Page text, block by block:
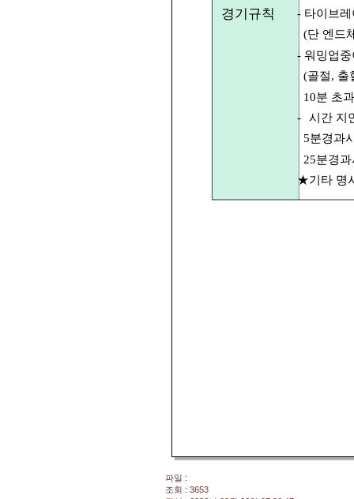
경기규칙
- 타이브
(단 엔드
- 워밍업
(골절, 출
10분 초
-
시간 지
5분경과
25분경
★기타 명
파일 :
조회 : 3653